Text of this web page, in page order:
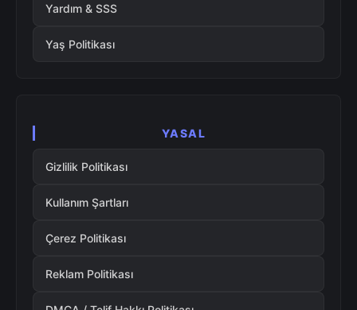
Yardım & SSS
Yaş Politikası
YASAL
Gizlilik Politikası
Kullanım Şartları
Çerez Politikası
Reklam Politikası